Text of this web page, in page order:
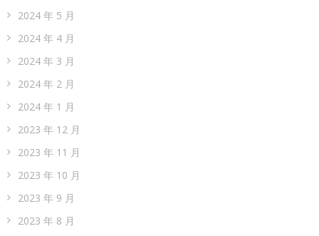
2024 年 5 月
2024 年 4 月
2024 年 3 月
2024 年 2 月
2024 年 1 月
2023 年 12 月
2023 年 11 月
2023 年 10 月
2023 年 9 月
2023 年 8 月